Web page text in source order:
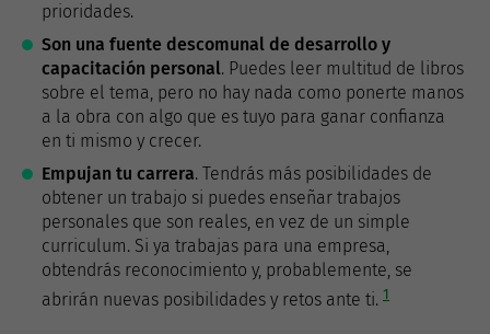
prioridades.
Son una fuente descomunal de desarrollo y
capacitación personal. Puedes leer multitud de libros
sobre el tema, pero no hay nada como ponerte manos
a la obra con algo que es tuyo para ganar confianza
en ti mismo y crecer.
Empujan tu carrera. Tendrás más posibilidades de
obtener un trabajo si puedes enseñar trabajos
personales que son reales, en vez de un simple
curriculum. Si ya trabajas para una empresa,
obtendrás reconocimiento y, probablemente, se
abrirán nuevas posibilidades y retos ante ti. 1